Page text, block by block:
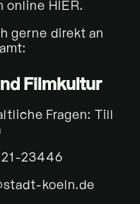
online HIER.
gerne direkt an
Filmkultur
Fragen: Till
23446
koeln.de